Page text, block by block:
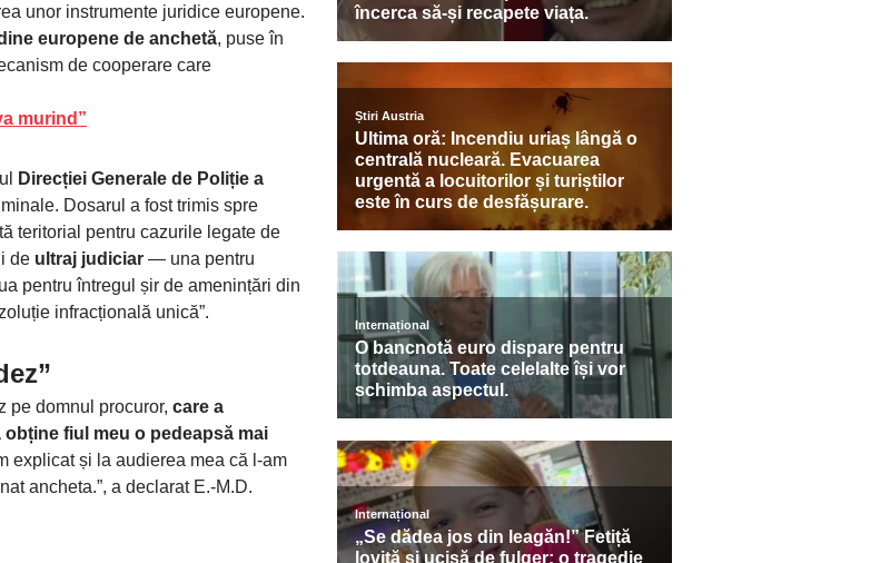
unor instrumente juridice europene.
europene de anchetă, puse în
de cooperare care
murind”
Direcției Generale de Poliție a
Dosarul a fost trimis spre
teritorial pentru cazurile legate de
de ultraj judiciar — una pentru
pentru întregul șir de amenințări din
infracțională unică”.
pe domnul procuror, care a
fiul meu o pedeapsă mai
explicat și la audierea mea că l-am
ancheta.”, a declarat E.-M.D.